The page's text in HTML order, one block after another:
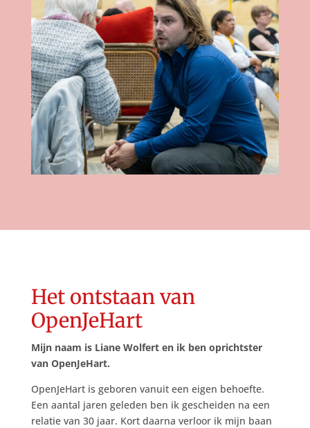
Het ontstaan van
OpenJeHart
Mijn naam is Liane Wolfert en ik ben oprichtster
van OpenJeHart.
OpenJeHart is geboren vanuit een eigen behoefte.
Een aantal jaren geleden ben ik gescheiden na een
relatie van 30 jaar. Kort daarna verloor ik mijn baan